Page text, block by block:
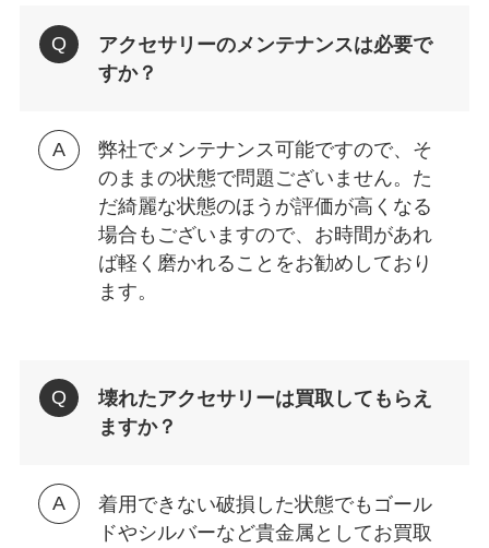
アクセサリーのメンテナンスは必要で
すか？
弊社でメンテナンス可能ですので、そ
のままの状態で問題ございません。た
だ綺麗な状態のほうが評価が高くなる
場合もございますので、お時間があれ
ば軽く磨かれることをお勧めしており
ます。
壊れたアクセサリーは買取してもらえ
ますか？
着用できない破損した状態でもゴール
ドやシルバーなど貴金属としてお買取